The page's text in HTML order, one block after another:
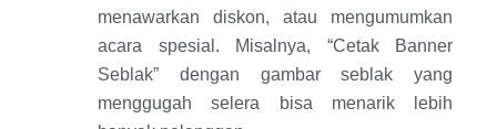
menawarkan diskon, atau mengumumkan
acara spesial. Misalnya, “Cetak Banner
Seblak” dengan gambar seblak yang
menggugah selera bisa menarik lebih